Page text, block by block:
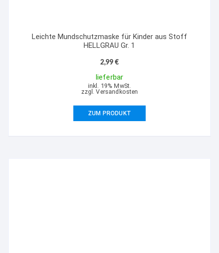
Leichte Mundschutzmaske für Kinder aus Stoff
HELLGRAU Gr. 1
2,99€
lieferbar
inkl. 19% MwSt.
zzgl. Versandkosten
ZUM PRODUKT